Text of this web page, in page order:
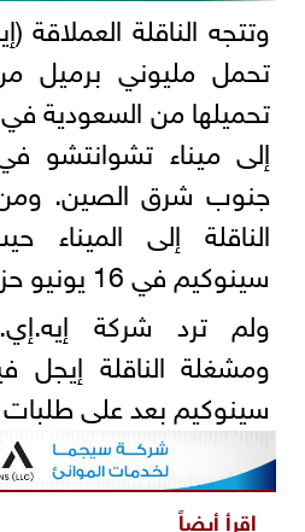
وتتجه الناقلة العملاقة
تحمل مليوني برميل
تحميلها من السعودية ‌في
إلى ميناء تشوانتشو
⁠جنوب شرق ​الصين.
الناقلة إلى
سينوكيم في 16 يونيو حزيران.
ولم ترد شركة
ومشغلة الناقلة إيجل
سينوكيم بعد على طلبات
اقرأ أيضاً